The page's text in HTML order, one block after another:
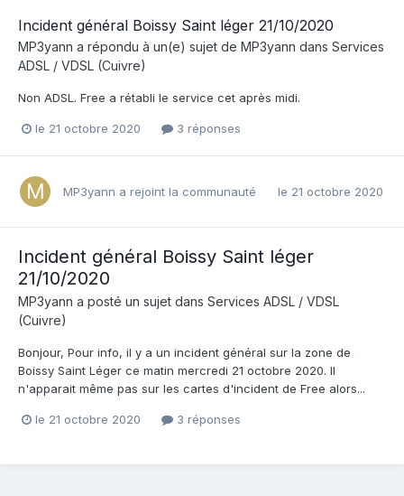
Incident général Boissy Saint léger 21/10/2020
MP3yann a répondu à un(e) sujet de MP3yann dans Services
ADSL / VDSL (Cuivre)
Non ADSL. Free a rétabli le service cet après midi.
le 21 octobre 2020 3 réponses
MP3yann a rejoint la communauté le 21 octobre 2020
Incident général Boissy Saint léger
21/10/2020
MP3yann a posté un sujet dans Services ADSL / VDSL
(Cuivre)
Bonjour, Pour info, il y a un incident général sur la zone de
Boissy Saint Léger ce matin mercredi 21 octobre 2020. Il
n'apparait même pas sur les cartes d'incident de Free alors...
le 21 octobre 2020 3 réponses